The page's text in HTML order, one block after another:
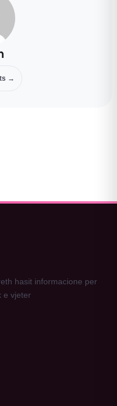
→
hasit informacione per
e vjeter